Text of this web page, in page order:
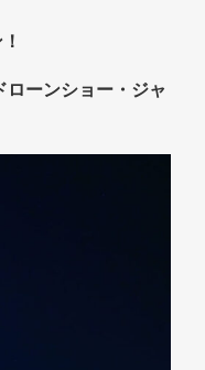
ローンショー・ジャ